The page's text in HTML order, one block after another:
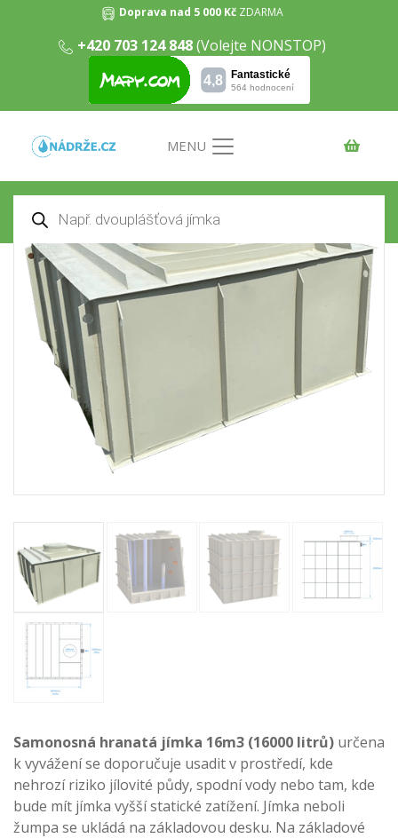
Doprava nad 5 000 Kč ZDARMA
+420 703 124 848(Volejte NONSTOP)
MENU
Products
search
Samonosná hranatá jímka 16m3
Odpadní jímky/ Samonosná hranatá jímka
16m3
Samonosná hranatá jímka 16m3 (16000 litrů) určena
k vyvážení se doporučuje usadit v prostředí, kde
nehrozí riziko jílovité půdy, spodní vody nebo tam, kde
bude mít jímka vyšší statické zatížení. Jímka neboli
žumpa se ukládá na základovou desku. Na základové